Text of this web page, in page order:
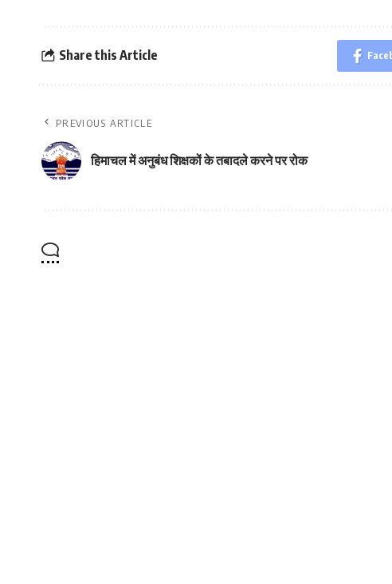
Share this Article
PREVIOUS ARTICLE
हिमाचल में अनुबंध शिक्षकों के तबादले करने पर रोक